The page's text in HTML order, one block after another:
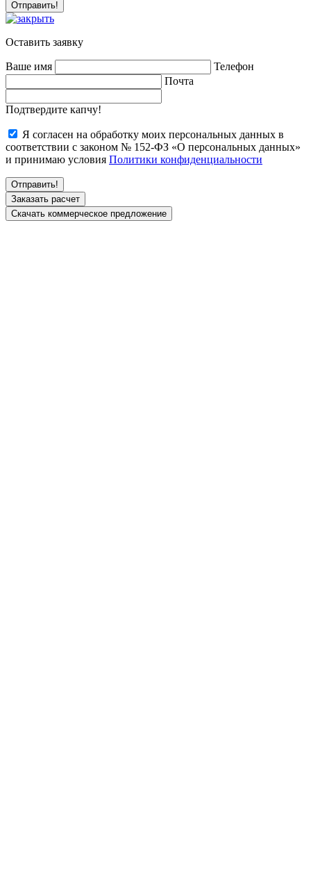
Оставить заявку
Ваше имя
Телефон
Почта
Подтвердите капчу!
Я согласен на обработку моих персональных данных в
соответствии с законом № 152-ФЗ «О персональных данных»
и принимаю условия Политики конфиденциальности
Заказать расчет
Скачать коммерческое предложение